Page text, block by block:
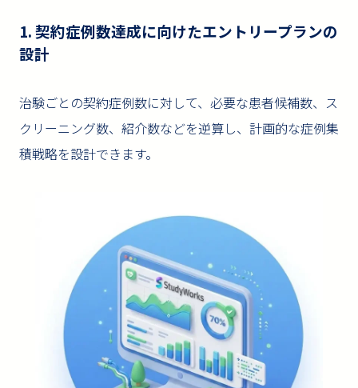
1. 契約症例数達成に向けたエントリープランの
設計
治験ごとの契約症例数に対して、必要な患者候補数、ス
クリーニング数、紹介数などを逆算し、計画的な症例集
積戦略を設計できます。